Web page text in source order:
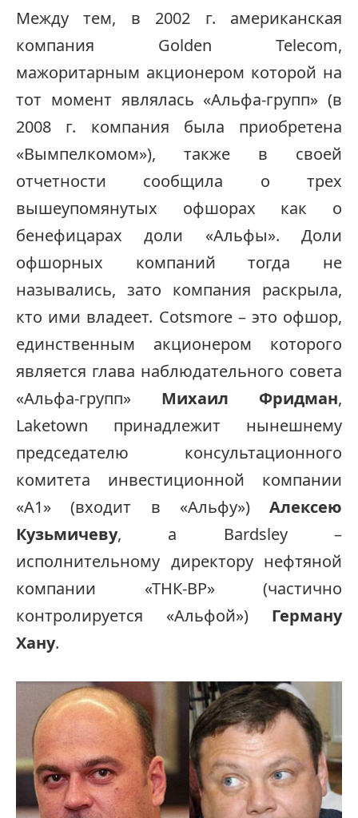
Между тем, в 2002 г. американская
компания Golden Telecom,
мажоритарным акционером которой на
тот момент являлась «Альфа-групп» (в
2008 г. компания была приобретена
«Вымпелкомом»), также в своей
отчетности сообщила о трех
вышеупомянутых офшорах как о
бенефицарах доли «Альфы». Доли
офшорных компаний тогда не
назывались, зато компания раскрыла,
кто ими владеет. Cotsmore – это офшор,
единственным акционером которого
является глава наблюдательного совета
«Альфа-групп» Михаил Фридман,
Laketown принадлежит нынешнему
председателю консультационного
комитета инвестиционной компании
«А1» (входит в «Альфу») Алексею
Кузьмичеву, а Bardsley –
исполнительному директору нефтяной
компании «ТНК-BP» (частично
контролируется «Альфой») Герману
Хану.